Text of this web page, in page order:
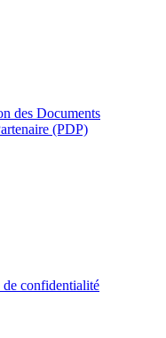
des Documents
(PDP)
de confidentialité